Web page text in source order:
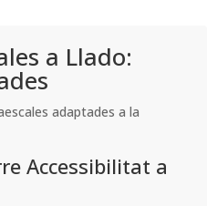
a Llado:
adaptades a la
Accessibilitat a